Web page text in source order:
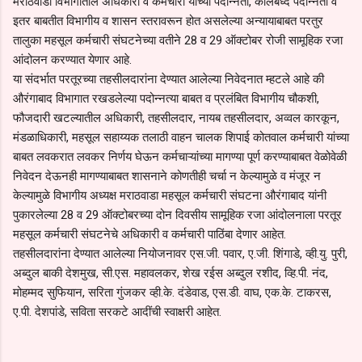
इतर बाबतीत विभागीय व शासन स्तरावरून होत असलेल्या अन्यायाबाबत परतुर
तालुका महसूल कर्मचारी संघटनेच्या वतीने 28 व 29 ऑक्टोबर रोजी सामूहिक रजा
आंदोलन करण्यात येणार आहे.
या संदर्भात परतूरच्या तहसीलदारांना देण्यात आलेल्या निवेदनात म्हटले आहे की
औरंगाबाद विभागात रखडलेल्या पदोन्नत्या बाबत व प्रलंबित विभागीय चौकशी,
फौजदारी खटल्यातील अधिकारी, तहसीलदार, नायब तहसीलदार, अव्वल कारकून,
मंडळाधिकारी, महसूल सहाय्यक तलाठी वाहन चालक शिपाई कोतवाल कर्मचारी यांच्या
बाबत लवकरात लवकर निर्णय घेऊन कर्मचाऱ्यांच्या मागण्या पूर्ण करण्याबाबत वेळोवेळी
निवेदन देऊनही मागण्याबाबत शासनाने कोणतीही चर्चा न केल्यामुळे व मंजूर न
केल्यामुळे विभागीय अध्यक्ष मराठवाडा महसूल कर्मचारी संघटना औरंगाबाद यांनी
पुकारलेल्या 28 व 29 ऑक्‍टोबरच्या दोन दिवसीय सामूहिक रजा आंदोलनाला परतूर
महसूल कर्मचारी संघटनेचे अधिकारी व कर्मचारी पाठिंबा देणार आहेत.
तहसीलदारांना देण्यात आलेल्या नियोजनावर एस.जी. पवार, ए.जी. शिंगाडे, व्ही.यु. पुरी,
अब्दुल बाकी देशमुख, सी.एस. महावलकर, शेख रईस अब्दुल रशीद, व्हि.पी. नंद,
मोहम्मद सुफियान, सरिता गुंजकर व्ही.के. दंडेवाड, एस.डी. वाघ, एक.के. टाकरस,
ए.पी. देशपांडे, सविता सरकटे आदींची स्वाक्षरी आहेत.